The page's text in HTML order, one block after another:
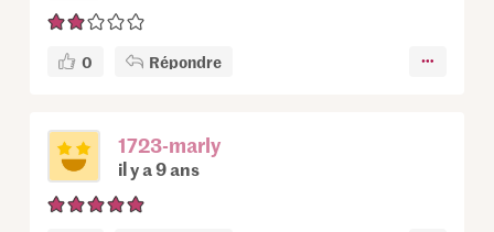
0 Répondre
1723-marly
il y a 9 ans